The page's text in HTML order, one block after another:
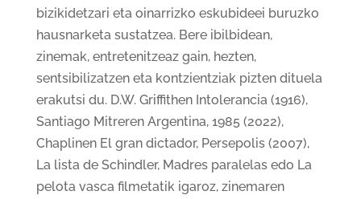
bizikidetzari eta oinarrizko eskubideei buruzko
hausnarketa sustatzea. Bere ibilbidean,
zinemak, entretenitzeaz gain, hezten,
sentsibilizatzen eta kontzientziak pizten dituela
erakutsi du. D.W. Griffithen Intolerancia (1916),
Santiago Mitreren Argentina, 1985 (2022),
Chaplinen El gran dictador, Persepolis (2007),
La lista de Schindler, Madres paralelas edo La
pelota vasca filmetatik igaroz, zinemaren